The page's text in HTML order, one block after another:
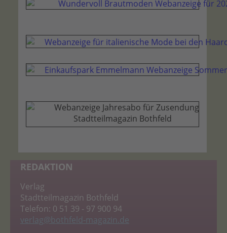
REDAKTION
Verlag
Stadtteilmagazin Bothfeld
Telefon: 0 51 39 - 97 900 94
verlag@bothfeld-magazin.de